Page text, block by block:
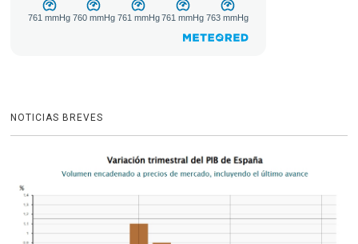
NOTICIAS BREVES